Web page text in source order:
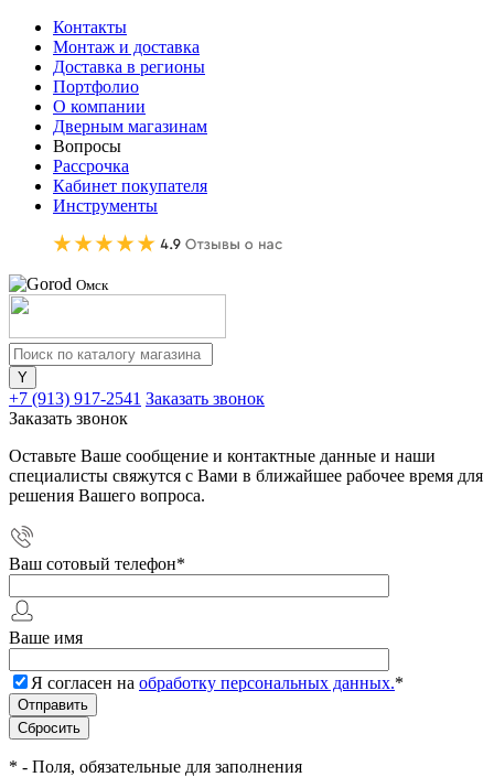
Контакты
Монтаж и доставка
Доставка в регионы
Портфолио
О компании
Дверным магазинам
Вопросы
Рассрочка
Кабинет покупателя
Инструменты
Омск
+7 (913) 917-2541 Заказать звонок
Заказать звонок
Оставьте Ваше сообщение и контактные данные и наши
специалисты свяжутся с Вами в ближайшее рабочее время для
решения Вашего вопроса.
Ваш сотовый телефон*
Ваше имя
Я согласен на обработку персональных данных.*
* - Поля, обязательные для заполнения